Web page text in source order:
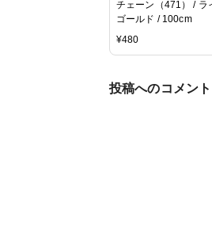
チェーン（471） / ラ
ゴールド / 100cm
¥480
投稿へのコメント